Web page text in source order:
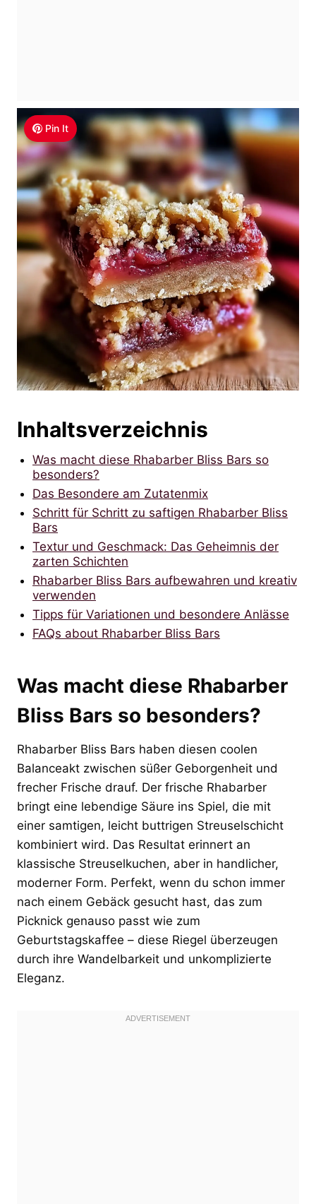
Pin It
Inhaltsverzeichnis
Was macht diese Rhabarber Bliss Bars so
besonders?
Das Besondere am Zutatenmix
Schritt für Schritt zu saftigen Rhabarber Bliss
Bars
Textur und Geschmack: Das Geheimnis der
zarten Schichten
Rhabarber Bliss Bars aufbewahren und kreativ
verwenden
Tipps für Variationen und besondere Anlässe
FAQs about Rhabarber Bliss Bars
Was macht diese Rhabarber
Bliss Bars so besonders?
Rhabarber Bliss Bars haben diesen coolen
Balanceakt zwischen süßer Geborgenheit und
frecher Frische drauf. Der frische Rhabarber
bringt eine lebendige Säure ins Spiel, die mit
einer samtigen, leicht buttrigen Streuselschicht
kombiniert wird. Das Resultat erinnert an
klassische Streuselkuchen, aber in handlicher,
moderner Form. Perfekt, wenn du schon immer
nach einem Gebäck gesucht hast, das zum
Picknick genauso passt wie zum
Geburtstagskaffee – diese Riegel überzeugen
durch ihre Wandelbarkeit und unkomplizierte
Eleganz.